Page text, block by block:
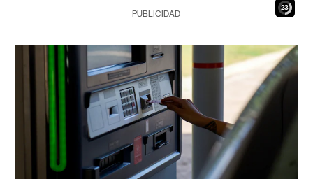
22
PUBLICIDAD